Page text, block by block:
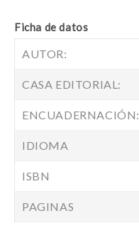
Ficha de datos
AUTOR:
CASA EDITORIAL:
ENCUADERNACIÓN:
IDIOMA
ISBN
PAGINAS